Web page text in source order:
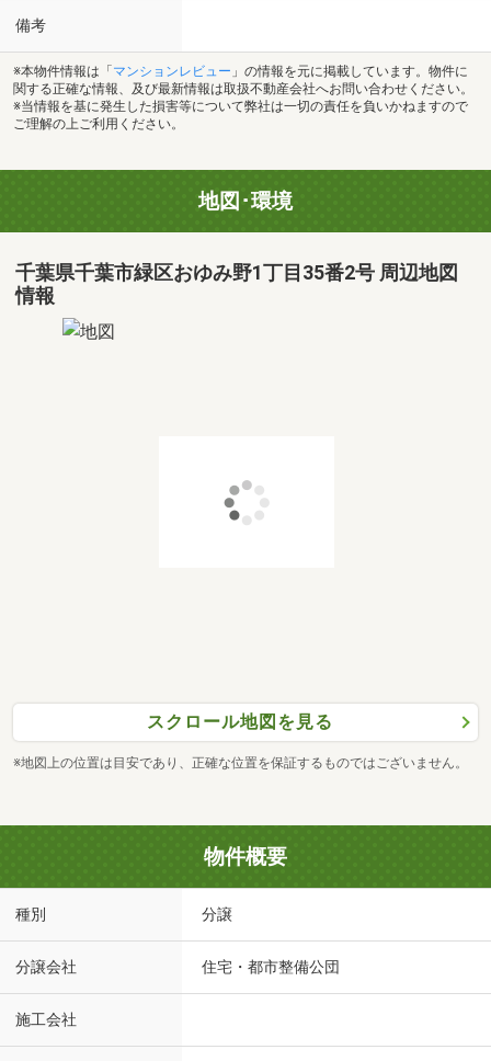
備考
※本物件情報は「 マンションレビュー 」の情報を元に掲載しています。物件に
関する正確な情報、及び最新情報は取扱不動産会社へお問い合わせください。
※当情報を基に発生した損害等について弊社は一切の責任を負いかねますので
ご理解の上ご利用ください。
地図･環境
千葉県千葉市緑区おゆみ野1丁目35番2号 周辺地図
情報
スクロール地図を見る
※地図上の位置は目安であり、正確な位置を保証するものではございません。
物件概要
種別 分譲
分譲会社 住宅・都市整備公団
施工会社